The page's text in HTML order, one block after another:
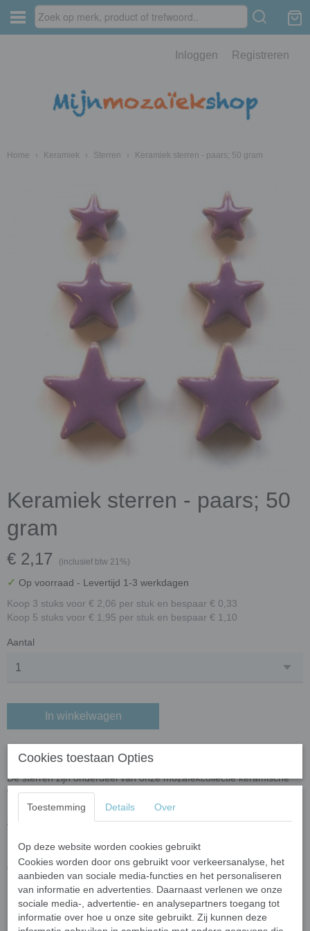
Inloggen Registreren
Home › Keramiek › Sterren › Keramiek sterren - paars; 50 gram
Keramiek sterren - paars; 50
gram
€ 2,17 (inclusief btw 21%)
✓ Op voorraad - Levertijd 1-3 werkdagen
Koop 3 stuks voor € 2,06 per stuk en bespaar € 0,33
Koop 5 stuks voor € 1,95 per stuk en bespaar € 1,10
Aantal
In winkelwagen
Keramiek sterren - paars
De sterren zijn onderdeel van onze mozaïekcollectie keramische
vormen. De sterren zijn verkrijgbaar in een mix van 3 afmetingen.
Afmetingen en aantallen
De sterren hebben drie verschillende afmetingen (20 mm, 15 mm
en 10 mm).
De dikte van de sterren is 5 mm.
Op maat knippen
Mocht u de sterren willen knippen dan kan dat met demozaïek
Cookies toestaan Opties
Toestemming Details Over
Op deze website worden cookies gebruikt
Cookies worden door ons gebruikt voor verkeersanalyse, het
aanbieden van sociale media-functies en het personaliseren
van informatie en advertenties. Daarnaast verlenen we onze
sociale media-, advertentie- en analysepartners toegang tot
informatie over hoe u onze site gebruikt. Zij kunnen deze